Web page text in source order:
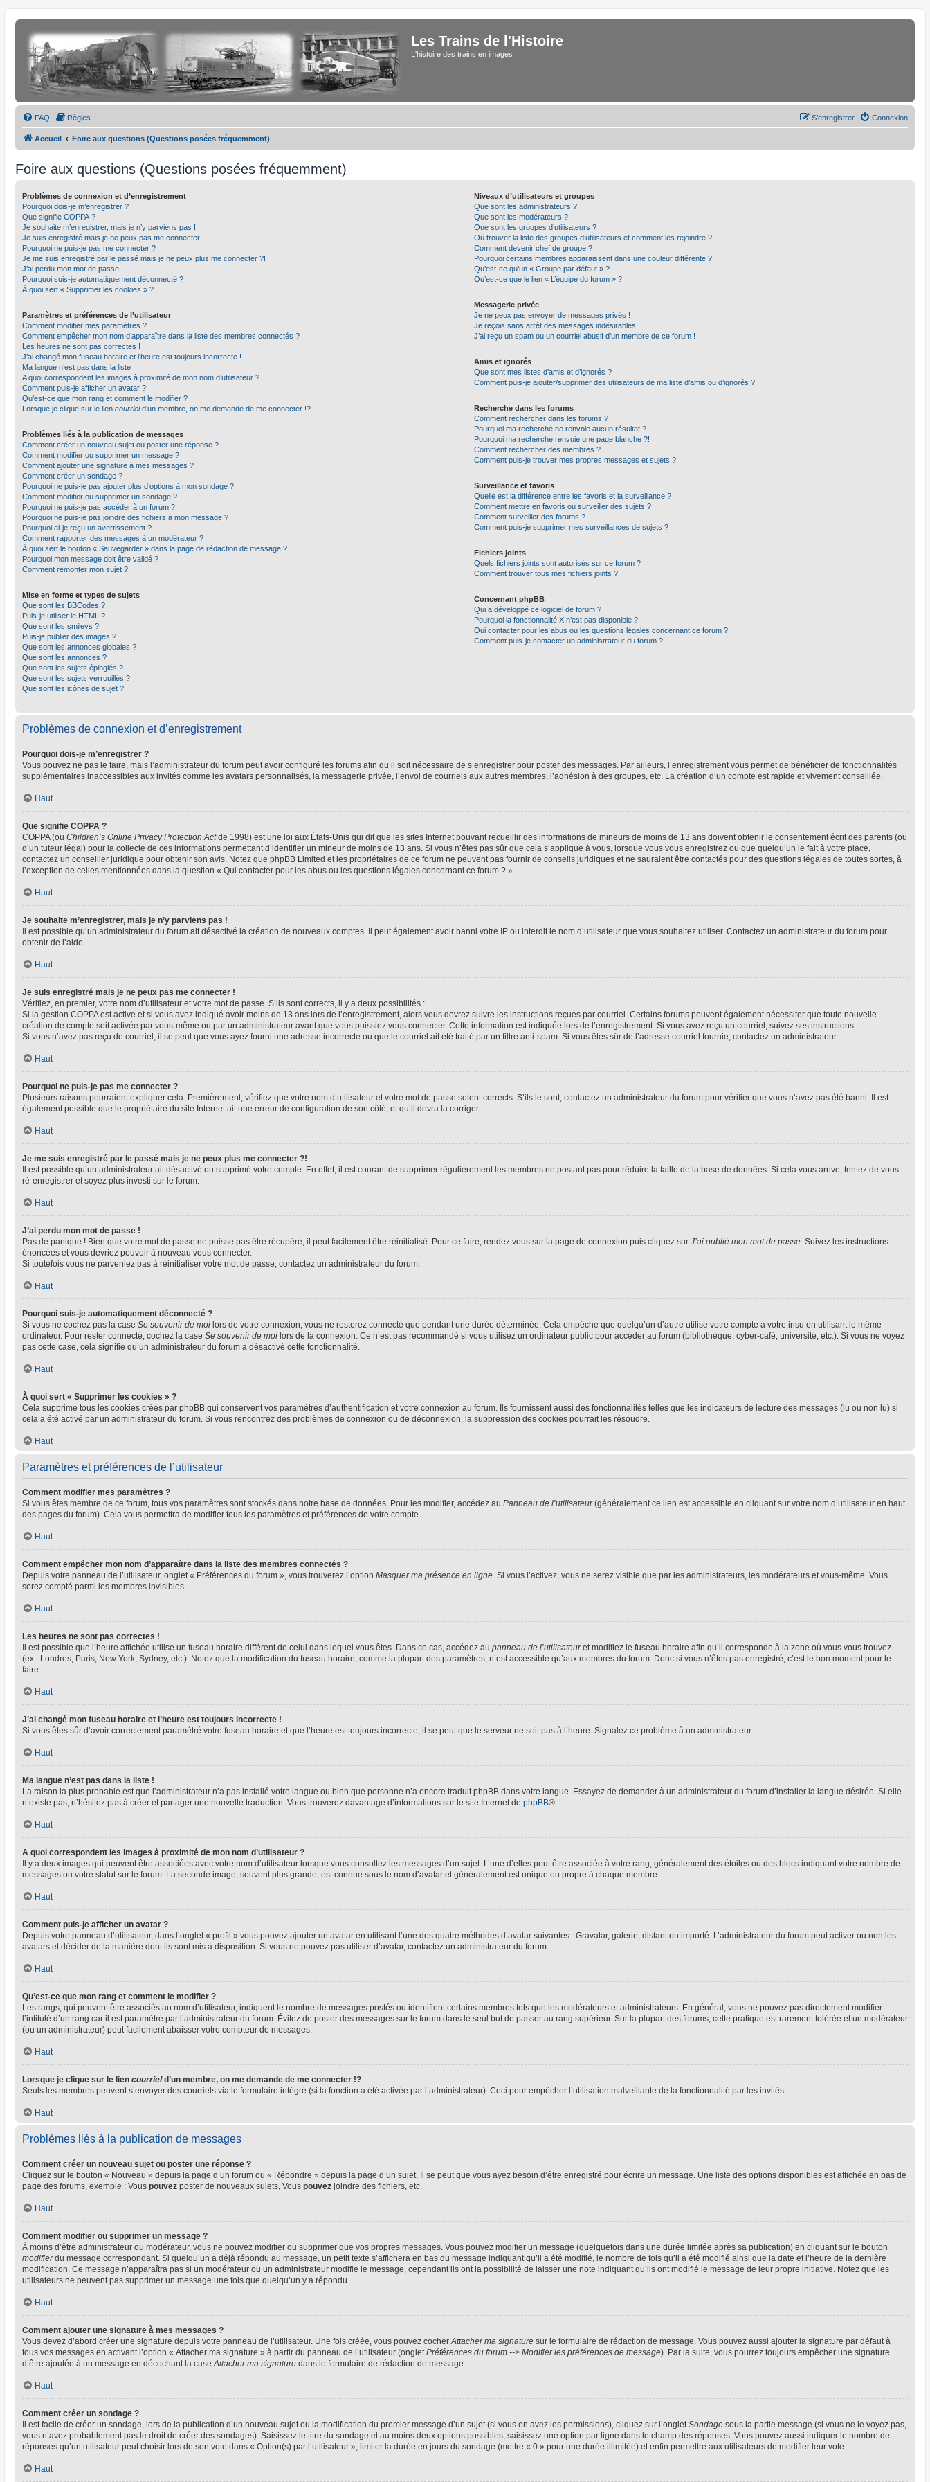
Les Trains de l'Histoire
L'histoire des trains en images
FAQ Règles Connexion
S’enregistrer
Accueil Foire aux questions (Questions posées fréquemment)
Foire aux questions (Questions posées fréquemment)
Problèmes de connexion et d’enregistrement
Pourquoi dois-je m’enregistrer ?
Que signifie COPPA ?
Je souhaite m’enregistrer, mais je n’y parviens pas !
Je suis enregistré mais je ne peux pas me connecter !
Pourquoi ne puis-je pas me connecter ?
Je me suis enregistré par le passé mais je ne peux plus me connecter ?!
J’ai perdu mon mot de passe !
Pourquoi suis-je automatiquement déconnecté ?
À quoi sert « Supprimer les cookies » ?
Paramètres et préférences de l’utilisateur
Comment modifier mes paramètres ?
Comment empêcher mon nom d’apparaître dans la liste des membres connectés ?
Les heures ne sont pas correctes !
J’ai changé mon fuseau horaire et l’heure est toujours incorrecte !
Ma langue n’est pas dans la liste !
A quoi correspondent les images à proximité de mon nom d’utilisateur ?
Comment puis-je afficher un avatar ?
Qu’est-ce que mon rang et comment le modifier ?
Lorsque je clique sur le lien courrield’un membre, on me demande de me connecter !?
Problèmes liés à la publication de messages
Comment créer un nouveau sujet ou poster une réponse ?
Comment modifier ou supprimer un message ?
Comment ajouter une signature à mes messages ?
Comment créer un sondage ?
Pourquoi ne puis-je pas ajouter plus d’options à mon sondage ?
Comment modifier ou supprimer un sondage ?
Pourquoi ne puis-je pas accéder à un forum ?
Pourquoi ne puis-je pas joindre des fichiers à mon message ?
Pourquoi ai-je reçu un avertissement ?
Comment rapporter des messages à un modérateur ?
À quoi sert le bouton « Sauvegarder » dans la page de rédaction de message ?
Pourquoi mon message doit être validé ?
Comment remonter mon sujet ?
Mise en forme et types de sujets
Que sont les BBCodes ?
Puis-je utiliser le HTML ?
Que sont les smileys ?
Puis-je publier des images ?
Que sont les annonces globales ?
Que sont les annonces ?
Que sont les sujets épinglés ?
Que sont les sujets verrouillés ?
Que sont les icônes de sujet ?
Niveaux d’utilisateurs et groupes
Que sont les administrateurs ?
Que sont les modérateurs ?
Que sont les groupes d’utilisateurs ?
Où trouver la liste des groupes d’utilisateurs et comment les rejoindre ?
Comment devenir chef de groupe ?
Pourquoi certains membres apparaissent dans une couleur différente ?
Qu’est-ce qu’un « Groupe par défaut » ?
Qu’est-ce que le lien « L’équipe du forum » ?
Messagerie privée
Je ne peux pas envoyer de messages privés !
Je reçois sans arrêt des messages indésirables !
J’ai reçu un spam ou un courriel abusif d’un membre de ce forum !
Amis et ignorés
Que sont mes listes d’amis et d’ignorés ?
Comment puis-je ajouter/supprimer des utilisateurs de ma liste d’amis ou d’ignorés ?
Recherche dans les forums
Comment rechercher dans les forums ?
Pourquoi ma recherche ne renvoie aucun résultat ?
Pourquoi ma recherche renvoie une page blanche ?!
Comment rechercher des membres ?
Comment puis-je trouver mes propres messages et sujets ?
Surveillance et favoris
Quelle est la différence entre les favoris et la surveillance ?
Comment mettre en favoris ou surveiller des sujets ?
Comment surveiller des forums ?
Comment puis-je supprimer mes surveillances de sujets ?
Fichiers joints
Quels fichiers joints sont autorisés sur ce forum ?
Comment trouver tous mes fichiers joints ?
Concernant phpBB
Qui a développé ce logiciel de forum ?
Pourquoi la fonctionnalité X n’est pas disponible ?
Qui contacter pour les abus ou les questions légales concernant ce forum ?
Comment puis-je contacter un administrateur du forum ?
Problèmes de connexion et d’enregistrement
Pourquoi dois-je m’enregistrer ?
Vous pouvez ne pas le faire, mais l’administrateur du forum peut avoir configuré les forums afin qu’il soit nécessaire de s’enregistrer pour poster des messages. Par ailleurs, l’enregistrement vous permet de bénéficier de fonctionnalités
supplémentaires inaccessibles aux invités comme les avatars personnalisés, la messagerie privée, l’envoi de courriels aux autres membres, l’adhésion à des groupes, etc. La création d’un compte est rapide et vivement conseillée.
Haut
Que signifie COPPA ?
COPPA (ou Children’s Online Privacy Protection Actde 1998) est une loi aux États-Unis qui dit que les sites Internet pouvant recueillir des informations de mineurs de moins de 13 ans doivent obtenir le consentement écrit des parents (ou
d’un tuteur légal) pour la collecte de ces informations permettant d’identifier un mineur de moins de 13 ans. Si vous n’êtes pas sûr que cela s’applique à vous, lorsque vous vous enregistrez ou que quelqu’un le fait à votre place,
contactez un conseiller juridique pour obtenir son avis. Notez que phpBB Limited et les propriétaires de ce forum ne peuvent pas fournir de conseils juridiques et ne sauraient être contactés pour des questions légales de toutes sortes, à
l’exception de celles mentionnées dans la question « Qui contacter pour les abus ou les questions légales concernant ce forum ? ».
Haut
Je souhaite m’enregistrer, mais je n’y parviens pas !
Il est possible qu’un administrateur du forum ait désactivé la création de nouveaux comptes. Il peut également avoir banni votre IP ou interdit le nom d’utilisateur que vous souhaitez utiliser. Contactez un administrateur du forum pour
obtenir de l’aide.
Haut
Je suis enregistré mais je ne peux pas me connecter !
Vérifiez, en premier, votre nom d’utilisateur et votre mot de passe. S’ils sont corrects, il y a deux possibilités :
Si la gestion COPPA est active et si vous avez indiqué avoir moins de 13 ans lors de l’enregistrement, alors vous devrez suivre les instructions reçues par courriel. Certains forums peuvent également nécessiter que toute nouvelle
création de compte soit activée par vous-même ou par un administrateur avant que vous puissiez vous connecter. Cette information est indiquée lors de l’enregistrement. Si vous avez reçu un courriel, suivez ses instructions.
Si vous n’avez pas reçu de courriel, il se peut que vous ayez fourni une adresse incorrecte ou que le courriel ait été traité par un filtre anti-spam. Si vous êtes sûr de l’adresse courriel fournie, contactez un administrateur.
Haut
Pourquoi ne puis-je pas me connecter ?
Plusieurs raisons pourraient expliquer cela. Premièrement, vérifiez que votre nom d’utilisateur et votre mot de passe soient corrects. S’ils le sont, contactez un administrateur du forum pour vérifier que vous n’avez pas été banni. Il est
également possible que le propriétaire du site Internet ait une erreur de configuration de son côté, et qu’il devra la corriger.
Haut
Je me suis enregistré par le passé mais je ne peux plus me connecter ?!
Il est possible qu’un administrateur ait désactivé ou supprimé votre compte. En effet, il est courant de supprimer régulièrement les membres ne postant pas pour réduire la taille de la base de données. Si cela vous arrive, tentez de vous
ré-enregistrer et soyez plus investi sur le forum.
Haut
J’ai perdu mon mot de passe !
Pas de panique ! Bien que votre mot de passe ne puisse pas être récupéré, il peut facilement être réinitialisé. Pour ce faire, rendez vous sur la page de connexion puis cliquez sur J’ai oublié mon mot de passe. Suivez les instructions
énoncées et vous devriez pouvoir à nouveau vous connecter.
Si toutefois vous ne parveniez pas à réinitialiser votre mot de passe, contactez un administrateur du forum.
Haut
Pourquoi suis-je automatiquement déconnecté ?
Si vous ne cochez pas la case Se souvenir de moi lors de votre connexion, vous ne resterez connecté que pendant une durée déterminée. Cela empêche que quelqu’un d’autre utilise votre compte à votre insu en utilisant le même
ordinateur. Pour rester connecté, cochez la case Se souvenir de moi lors de la connexion. Ce n’est pas recommandé si vous utilisez un ordinateur public pour accéder au forum (bibliothèque, cyber-café, université, etc.). Si vous ne voyez
pas cette case, cela signifie qu’un administrateur du forum a désactivé cette fonctionnalité.
Haut
À quoi sert « Supprimer les cookies » ?
Cela supprime tous les cookies créés par phpBB qui conservent vos paramètres d’authentification et votre connexion au forum. Ils fournissent aussi des fonctionnalités telles que les indicateurs de lecture des messages (lu ou non lu) si
cela a été activé par un administrateur du forum. Si vous rencontrez des problèmes de connexion ou de déconnexion, la suppression des cookies pourrait les résoudre.
Haut
Paramètres et préférences de l’utilisateur
Comment modifier mes paramètres ?
Si vous êtes membre de ce forum, tous vos paramètres sont stockés dans notre base de données. Pour les modifier, accédez au Panneau de l’utilisateur(généralement ce lien est accessible en cliquant sur votre nom d’utilisateur en haut
des pages du forum). Cela vous permettra de modifier tous les paramètres et préférences de votre compte.
Haut
Comment empêcher mon nom d’apparaître dans la liste des membres connectés ?
Depuis votre panneau de l’utilisateur, onglet « Préférences du forum », vous trouverez l’option Masquer ma présence en ligne. Si vous l’activez, vous ne serez visible que par les administrateurs, les modérateurs et vous-même. Vous
serez compté parmi les membres invisibles.
Haut
Les heures ne sont pas correctes !
Il est possible que l’heure affichée utilise un fuseau horaire différent de celui dans lequel vous êtes. Dans ce cas, accédez au panneau de l’utilisateuret modifiez le fuseau horaire afin qu’il corresponde à la zone où vous vous trouvez
(ex : Londres, Paris, New York, Sydney, etc.). Notez que la modification du fuseau horaire, comme la plupart des paramètres, n’est accessible qu’aux membres du forum. Donc si vous n’êtes pas enregistré, c’est le bon moment pour le
faire.
Haut
J’ai changé mon fuseau horaire et l’heure est toujours incorrecte !
Si vous êtes sûr d’avoir correctement paramétré votre fuseau horaire et que l’heure est toujours incorrecte, il se peut que le serveur ne soit pas à l’heure. Signalez ce problème à un administrateur.
Haut
Ma langue n’est pas dans la liste !
La raison la plus probable est que l’administrateur n’a pas installé votre langue ou bien que personne n’a encore traduit phpBB dans votre langue. Essayez de demander à un administrateur du forum d’installer la langue désirée. Si elle
n’existe pas, n’hésitez pas à créer et partager une nouvelle traduction. Vous trouverez davantage d’informations sur le site Internet de phpBB®.
Haut
A quoi correspondent les images à proximité de mon nom d’utilisateur ?
Il y a deux images qui peuvent être associées avec votre nom d’utilisateur lorsque vous consultez les messages d’un sujet. L’une d’elles peut être associée à votre rang, généralement des étoiles ou des blocs indiquant votre nombre de
messages ou votre statut sur le forum. La seconde image, souvent plus grande, est connue sous le nom d’avatar et généralement est unique ou propre à chaque membre.
Haut
Comment puis-je afficher un avatar ?
Depuis votre panneau d’utilisateur, dans l’onglet « profil » vous pouvez ajouter un avatar en utilisant l’une des quatre méthodes d’avatar suivantes : Gravatar, galerie, distant ou importé. L’administrateur du forum peut activer ou non les
avatars et décider de la manière dont ils sont mis à disposition. Si vous ne pouvez pas utiliser d’avatar, contactez un administrateur du forum.
Haut
Qu’est-ce que mon rang et comment le modifier ?
Les rangs, qui peuvent être associés au nom d’utilisateur, indiquent le nombre de messages postés ou identifient certains membres tels que les modérateurs et administrateurs. En général, vous ne pouvez pas directement modifier
l’intitulé d’un rang car il est paramétré par l’administrateur du forum. Évitez de poster des messages sur le forum dans le seul but de passer au rang supérieur. Sur la plupart des forums, cette pratique est rarement tolérée et un modérateur
(ou un administrateur) peut facilement abaisser votre compteur de messages.
Haut
Lorsque je clique sur le lien courrield’un membre, on me demande de me connecter !?
Seuls les membres peuvent s’envoyer des courriels via le formulaire intégré (si la fonction a été activée par l’administrateur). Ceci pour empêcher l’utilisation malveillante de la fonctionnalité par les invités.
Haut
Problèmes liés à la publication de messages
Comment créer un nouveau sujet ou poster une réponse ?
Cliquez sur le bouton « Nouveau » depuis la page d’un forum ou « Répondre » depuis la page d’un sujet. Il se peut que vous ayez besoin d’être enregistré pour écrire un message. Une liste des options disponibles est affichée en bas de
page des forums, exemple : Vous pouvez poster de nouveaux sujets, Vous pouvez joindre des fichiers, etc.
Haut
Comment modifier ou supprimer un message ?
À moins d’être administrateur ou modérateur, vous ne pouvez modifier ou supprimer que vos propres messages. Vous pouvez modifier un message (quelquefois dans une durée limitée après sa publication) en cliquant sur le bouton
modifierdu message correspondant. Si quelqu’un a déjà répondu au message, un petit texte s’affichera en bas du message indiquant qu’il a été modifié, le nombre de fois qu’il a été modifié ainsi que la date et l’heure de la dernière
modification. Ce message n’apparaîtra pas si un modérateur ou un administrateur modifie le message, cependant ils ont la possibilité de laisser une note indiquant qu’ils ont modifié le message de leur propre initiative. Notez que les
utilisateurs ne peuvent pas supprimer un message une fois que quelqu’un y a répondu.
Haut
Comment ajouter une signature à mes messages ?
Vous devez d’abord créer une signature depuis votre panneau de l’utilisateur. Une fois créée, vous pouvez cocherAttacher ma signature sur le formulaire de rédaction de message. Vous pouvez aussi ajouter la signature par défaut à
tous vos messages en activant l’option « Attacher ma signature » à partir du panneau de l’utilisateur (ongletPréférences du forum --> Modifier les préférences de message). Par la suite, vous pourrez toujours empêcher une signature
d’être ajoutée à un message en décochant la caseAttacher ma signature dans le formulaire de rédaction de message.
Haut
Comment créer un sondage ?
Il est facile de créer un sondage, lors de la publication d’un nouveau sujet ou la modification du premier message d’un sujet (si vous en avez les permissions), cliquez sur l’ongletSondage sous la partie message (si vous ne le voyez pas,
vous n’avez probablement pas le droit de créer des sondages). Saisissez le titre du sondage et au moins deux options possibles, saisissez une option par ligne dans le champ des réponses. Vous pouvez aussi indiquer le nombre de
réponses qu’un utilisateur peut choisir lors de son vote dans « Option(s) par l’utilisateur », limiter la durée en jours du sondage (mettre « 0 » pour une durée illimitée) et enfin permettre aux utilisateurs de modifier leur vote.
Haut